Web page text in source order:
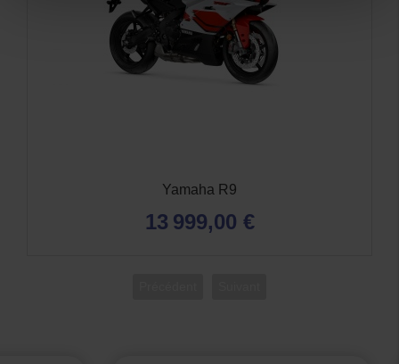
Yamaha Tenere 700
11 199,00 €